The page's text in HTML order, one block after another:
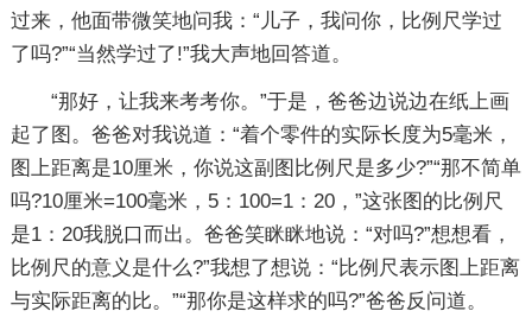
过来，他面带微笑地问我：“儿子，我问你，比例尺学过
了吗?”“当然学过了!”我大声地回答道。
“那好，让我来考考你。”于是，爸爸边说边在纸上画
起了图。爸爸对我说道：“着个零件的实际长度为5毫米，
图上距离是10厘米，你说这副图比例尺是多少?”“那不简单
吗?10厘米=100毫米，5：100=1：20，”这张图的比例尺
是1：20我脱口而出。爸爸笑眯眯地说：“对吗?”想想看，
比例尺的意义是什么?”我想了想说：“比例尺表示图上距离
与实际距离的比。”“那你是这样求的吗?”爸爸反问道。